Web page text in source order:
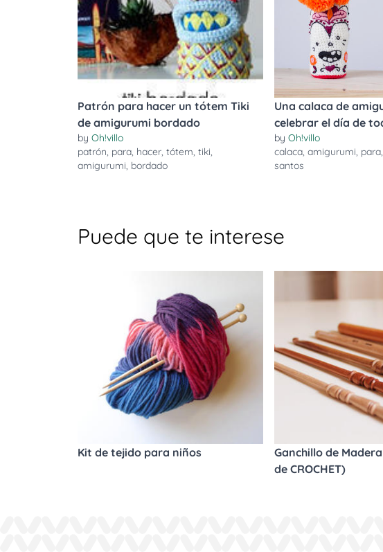
Patrón para hacer un tótem Tiki
de amigurumi bordado
by Oh!villo
patrón, para, hacer, tótem, tiki,
amigurumi, bordado
Una calaca de
celebrar el día de
by Oh!villo
calaca, amigurumi, para,
santos
Puede que te interese
Kit de tejido para niños
Ganchillo de
de CROCHET)